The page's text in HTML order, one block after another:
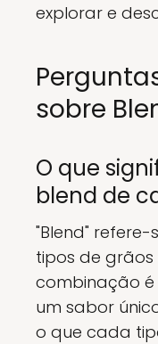
explorar e
sobre
O que
blend de
"Blend"
tipos de grãos
combinação
um sabor
o que cada